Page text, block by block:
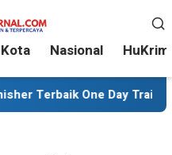
Nasional HuKrim
Day Trail Adventure Liwu